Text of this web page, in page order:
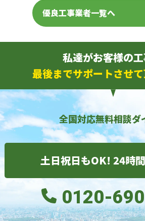
優良工事業者一覧へ
私達がお客様の
最後までサポートさせて
全国対応無料相談ダ
土日祝日もOK! 24時
0120-